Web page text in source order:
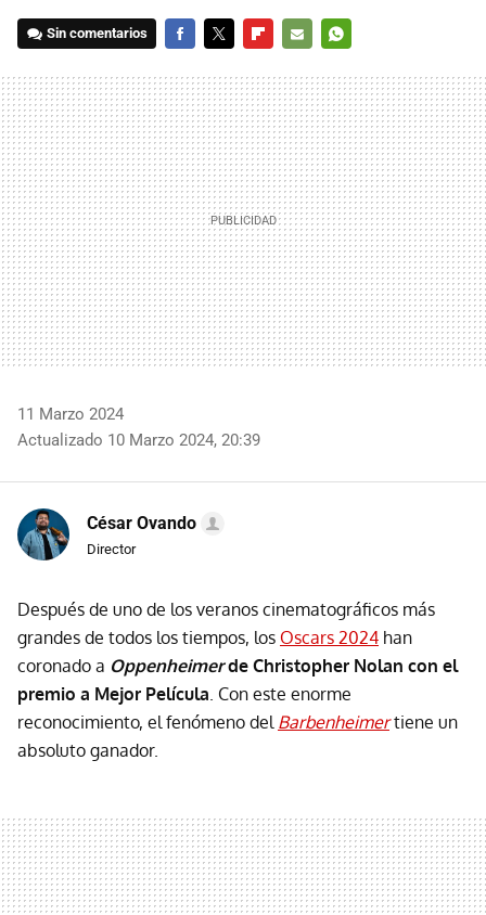
Sin comentarios
MAIL
11 Marzo 2024
Actualizado 10 Marzo 2024, 20:39
César Ovando
Director
Después de uno de los veranos cinematográficos más
grandes de todos los tiempos, los Oscars 2024 han
coronado a Oppenheimerde Christopher Nolan con el
premio a Mejor Película. Con este enorme
reconocimiento, el fenómeno del Barbenheimertiene un
absoluto ganador.